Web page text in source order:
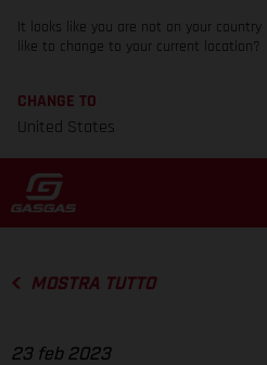
It looks like you are not on your country
like to change to your current location?
CHANGE TO
United States
MOSTRA TUTTO
23 feb 2023